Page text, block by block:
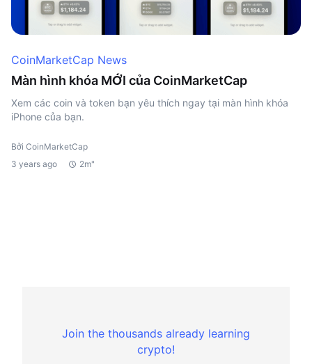
CoinMarketCap News
Màn hình khóa MỚI của CoinMarketCap
Xem các coin và token bạn yêu thích ngay tại màn hình khóa
iPhone của bạn.
Bởi CoinMarketCap
3 years ago
2m"
Join the thousands already learning
crypto!